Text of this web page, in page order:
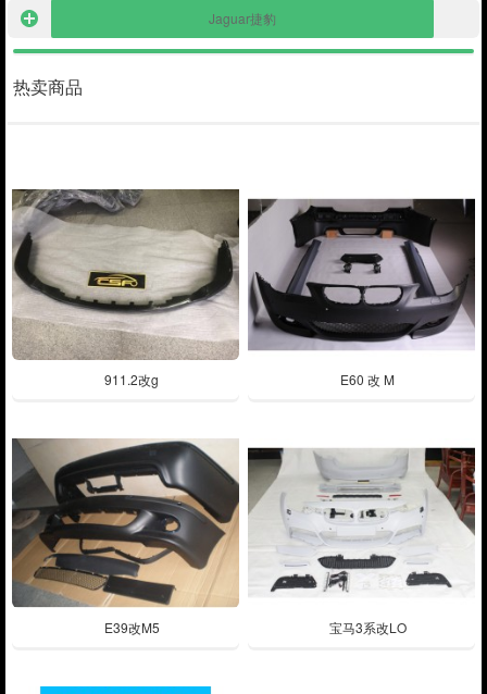
Jaguar捷豹
热卖商品
911.2改g E60 改 M
E39改M5 宝马3系改LO